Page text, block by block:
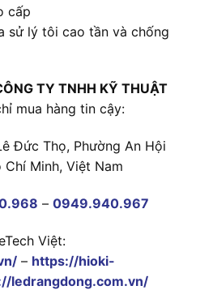
cấp
sử lý tôi cao tần và chống
TY TNHH KỸ THUẬT
mua hàng tin cậy:
Đức Thọ, Phường An Hội
Minh, Việt Nam
– 0949.940.967
Việt:
– https://hioki-
ledrangdong.com.vn/